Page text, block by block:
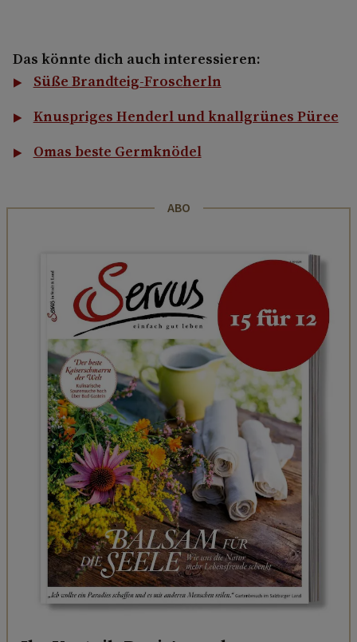
Das könnte dich auch interessieren:
Süße Brandteig-Froscherln
Knuspriges Henderl und knallgrünes Püree
Omas beste Germknödel
ABO